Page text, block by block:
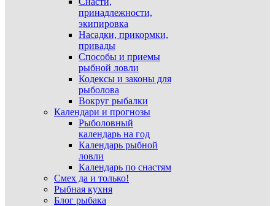
принадлежности,
экипировка
Насадки, прикормки,
привады
Способы и приемы
рыбной ловли
Кодексы и законы для
рыболова
Вокруг рыбалки
Календари и прогнозы
Рыболовный
календарь на год
Календарь рыбной
ловли
Календарь по снастям
Смех да и только!
Рыбная кухня
Блог рыбака